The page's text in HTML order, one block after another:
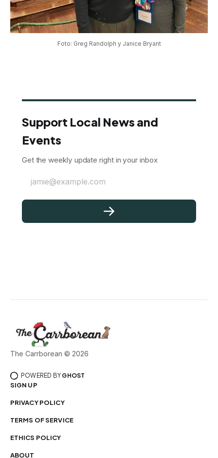
Foto: Greg Randolph y Janice Bryant
Support Local News and
Events
Get the weekly update right in your inbox
jamie@example.com
The Carrborean © 2026
POWERED BY GHOST
SIGN UP
PRIVACY POLICY
TERMS OF SERVICE
ETHICS POLICY
ABOUT